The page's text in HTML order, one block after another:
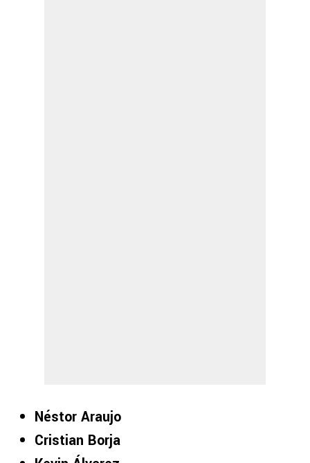
Néstor Araujo
Cristian Borja